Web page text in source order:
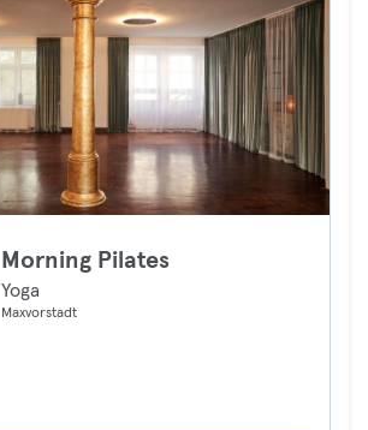
Morning Pilates
Yoga
Maxvorstadt